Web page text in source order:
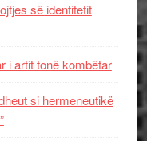
së identitetit
i artit tonë kombëtar
si hermeneutikë